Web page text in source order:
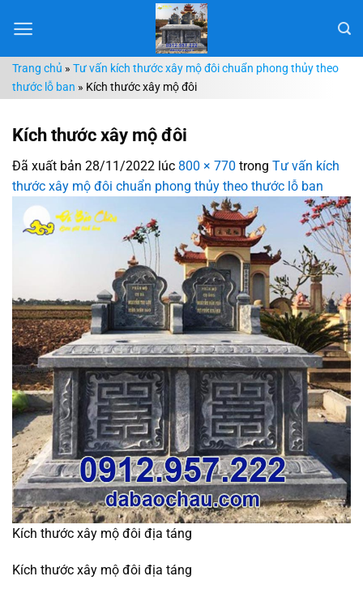
đến
dungTrang chủ » Tư vấn kích thước xây mộ đôi chuẩn phong thủy theo
thước lỗ ban » Kích thước xây mộ đôi
Kích thước xây mộ đôi
Đã xuất bản 28/11/2022 lúc 800 × 770 trong Tư vấn kích
thước xây mộ đôi chuẩn phong thủy theo thước lỗ ban
Kích thước xây mộ đôi địa táng
Kích thước xây mộ đôi địa táng